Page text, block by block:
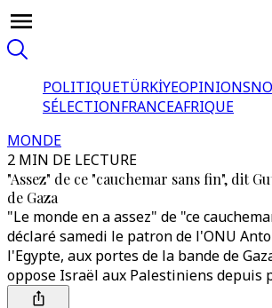
POLITIQUETÜRKİYEOPINIONS
SÉLECTIONFRANCEAFRIQUE
MONDE
2 MIN DE LECTURE
"Assez" de ce "cauchemar sans fin", dit
de Gaza
"Le monde en a assez" de "ce
déclaré samedi le patron de l'ONU
l'Egypte, aux portes de la bande de
oppose Israël aux Palestiniens depuis